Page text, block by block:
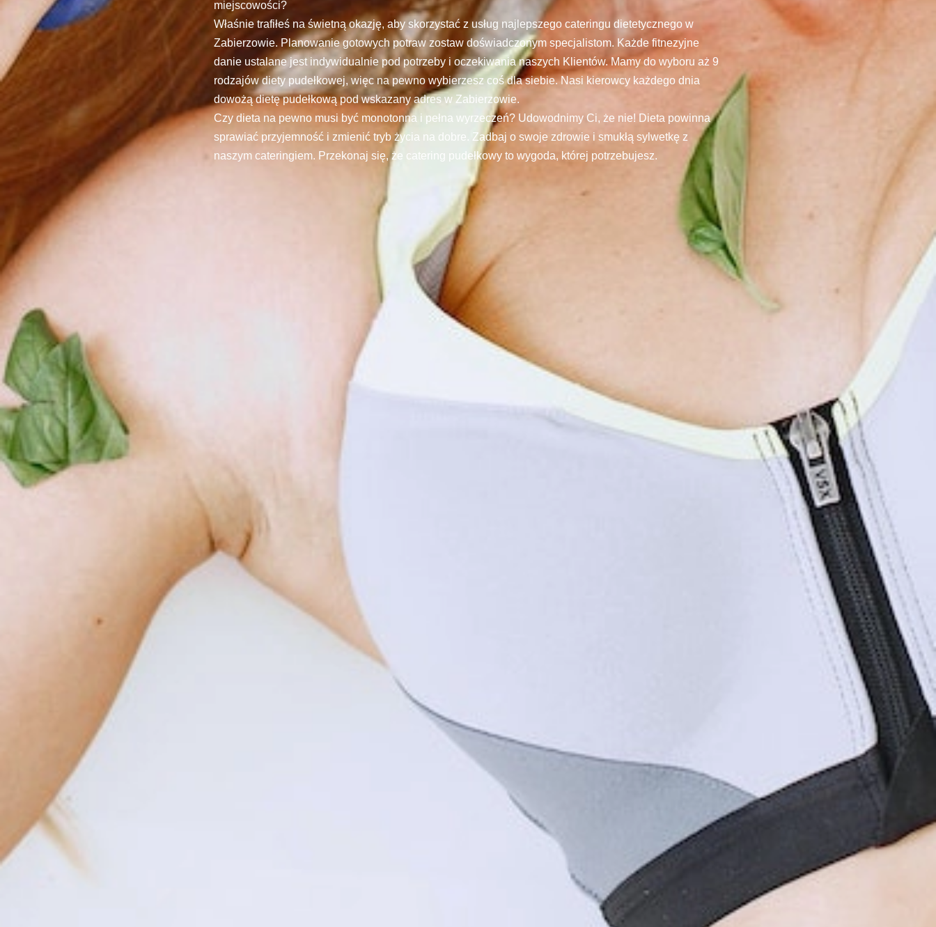
miejscowości?
Właśnie trafiłeś na świetną okazję, aby skorzystać z usług najlepszego cateringu dietetycznego w
Zabierzowie. Planowanie gotowych potraw zostaw doświadczonym specjalistom. Każde fitnezyjne
danie ustalane jest indywidualnie pod potrzeby i oczekiwania naszych Klientów. Mamy do wyboru aż 9
rodzajów diety pudełkowej, więc na pewno wybierzesz coś dla siebie. Nasi kierowcy każdego dnia
dowożą dietę pudełkową pod wskazany adres w Zabierzowie.
Czy dieta na pewno musi być monotonna i pełna wyrzeczeń? Udowodnimy Ci, że nie! Dieta powinna
sprawiać przyjemność i zmienić tryb życia na dobre. Zadbaj o swoje zdrowie i smukłą sylwetkę z
naszym cateringiem. Przekonaj się, że catering pudełkowy to wygoda, której potrzebujesz.